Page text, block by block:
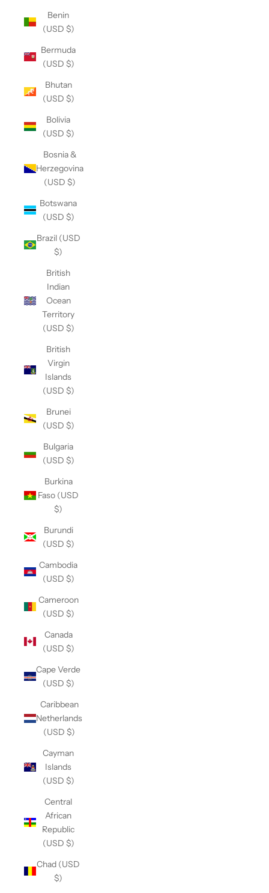
Benin
(USD $)
Bermuda
(USD $)
Bhutan
(USD $)
Bolivia
(USD $)
Bosnia &
Herzegovina
(USD $)
Botswana
(USD $)
Brazil (USD
$)
British
Indian
Ocean
Territory
(USD $)
British
Virgin
Islands
(USD $)
Brunei
(USD $)
Bulgaria
(USD $)
Burkina
Faso (USD
$)
Burundi
(USD $)
Cambodia
(USD $)
Cameroon
(USD $)
Canada
(USD $)
Cape Verde
(USD $)
Caribbean
Netherlands
(USD $)
Cayman
Islands
(USD $)
Central
African
Republic
(USD $)
Chad (USD
$)